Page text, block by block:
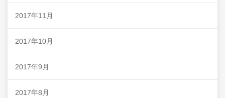
2017年11月
2017年10月
2017年9月
2017年8月